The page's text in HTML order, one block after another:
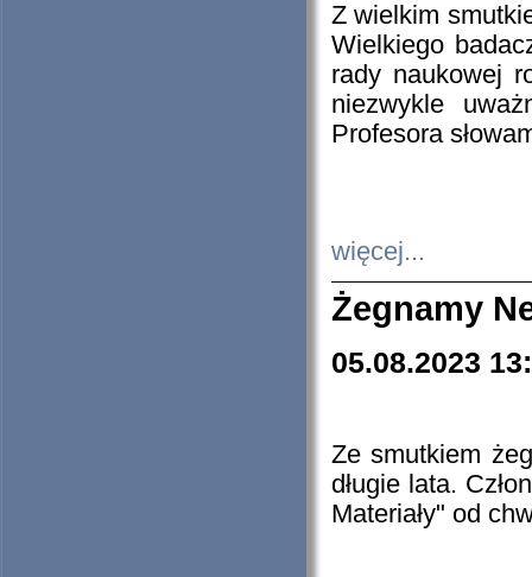
Z wielkim
Wielkiego
rady naukowej
niezwykle
Profesora
więcej...
Żegnamy
05.08.2023
Ze smutkiem
długie lata.
Materiały" od